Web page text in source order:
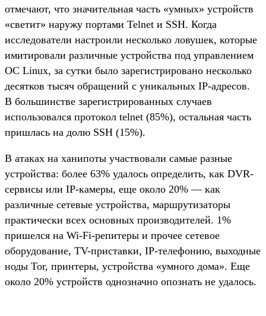
отмечают, что значительная часть «умных» устройств
«светит» наружу портами Telnet и SSH. Когда
исследователи настроили несколько ловушек, которые
имитировали различные устройства под управлением
ОС Linux, за сутки было зарегистрировано несколько
десятков тысяч обращений с уникальных IP-адресов.
В большинстве зарегистрированных случаев
использовался протокол telnet (85%), остальная часть
пришлась на долю SSH (15%).
В атаках на ханипоты участвовали самые разные
устройства: более 63% удалось определить, как DVR-
сервисы или IP-камеры, еще около 20% — как
различные сетевые устройства, маршрутизаторы
практически всех основных производителей. 1%
пришелся на Wi-Fi-репитеры и прочее сетевое
оборудование, TV-приставки, IP-телефонию, выходные
ноды Tor, принтеры, устройства «умного дома». Еще
около 20% устройств однозначно опознать не удалось.